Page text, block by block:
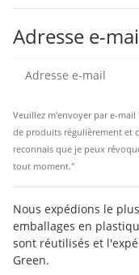
Adresse e-
Veuillez m'envoyer par e-
de produits régulièrement et
reconnais que je peux
tout moment."
Nous expédions le
emballages en
sont réutilisés et
Green.